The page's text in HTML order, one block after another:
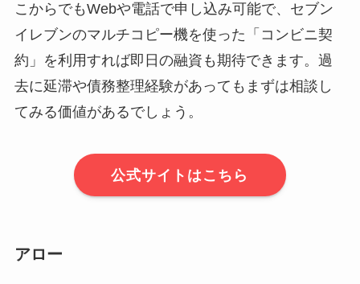
こからでもWebや電話で申し込み可能で、セブン
イレブンのマルチコピー機を使った「コンビニ契
約」を利用すれば即日の融資も期待できます。過
去に延滞や債務整理経験があってもまずは相談し
てみる価値があるでしょう。
公式サイトはこちら
アロー